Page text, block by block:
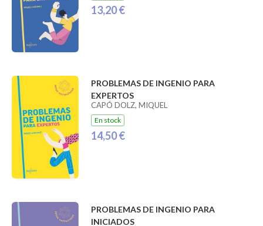
13,20 €
PROBLEMAS DE INGENIO PARA
EXPERTOS
CAPÓ DOLZ, MIQUEL
En stock
14,50 €
PROBLEMAS DE INGENIO PARA
INICIADOS